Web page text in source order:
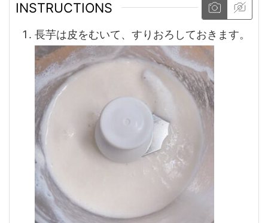
INSTRUCTIONS
長芋は皮をむいて、すりおろしておきます。